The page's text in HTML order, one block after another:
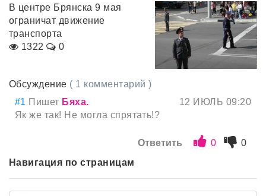
В центре Брянска 9 мая
ограничат движение
транспорта
1322
0
Обсуждение ( 1 комментарий )
#1 Пишет Бяха.
12 ИЮЛЬ 09:20
Як же так! Не могла спрятать!?
Ответить 0
0
Навигация по страницам